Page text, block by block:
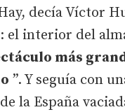
decía Víctor
el interior del
más
”. Y seguía con
la España